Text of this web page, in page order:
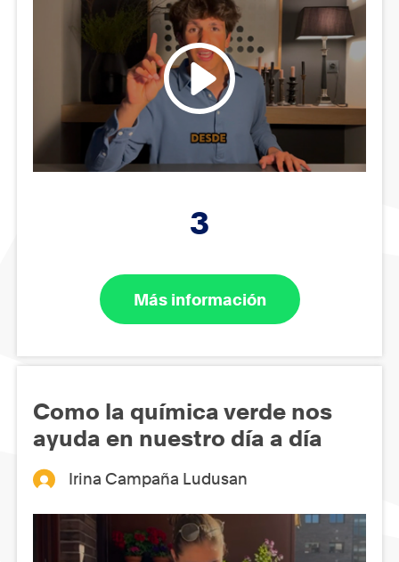
3
Más información
Como la química verde nos
ayuda en nuestro día a día
Irina Campaña Ludusan